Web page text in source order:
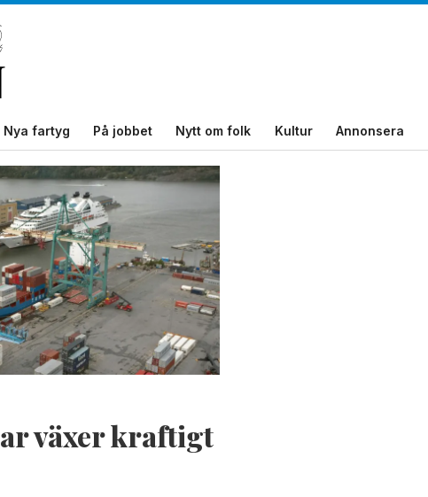
Nya fartyg På jobbet Nytt om folk Kultur Annonsera
växer kraftigt